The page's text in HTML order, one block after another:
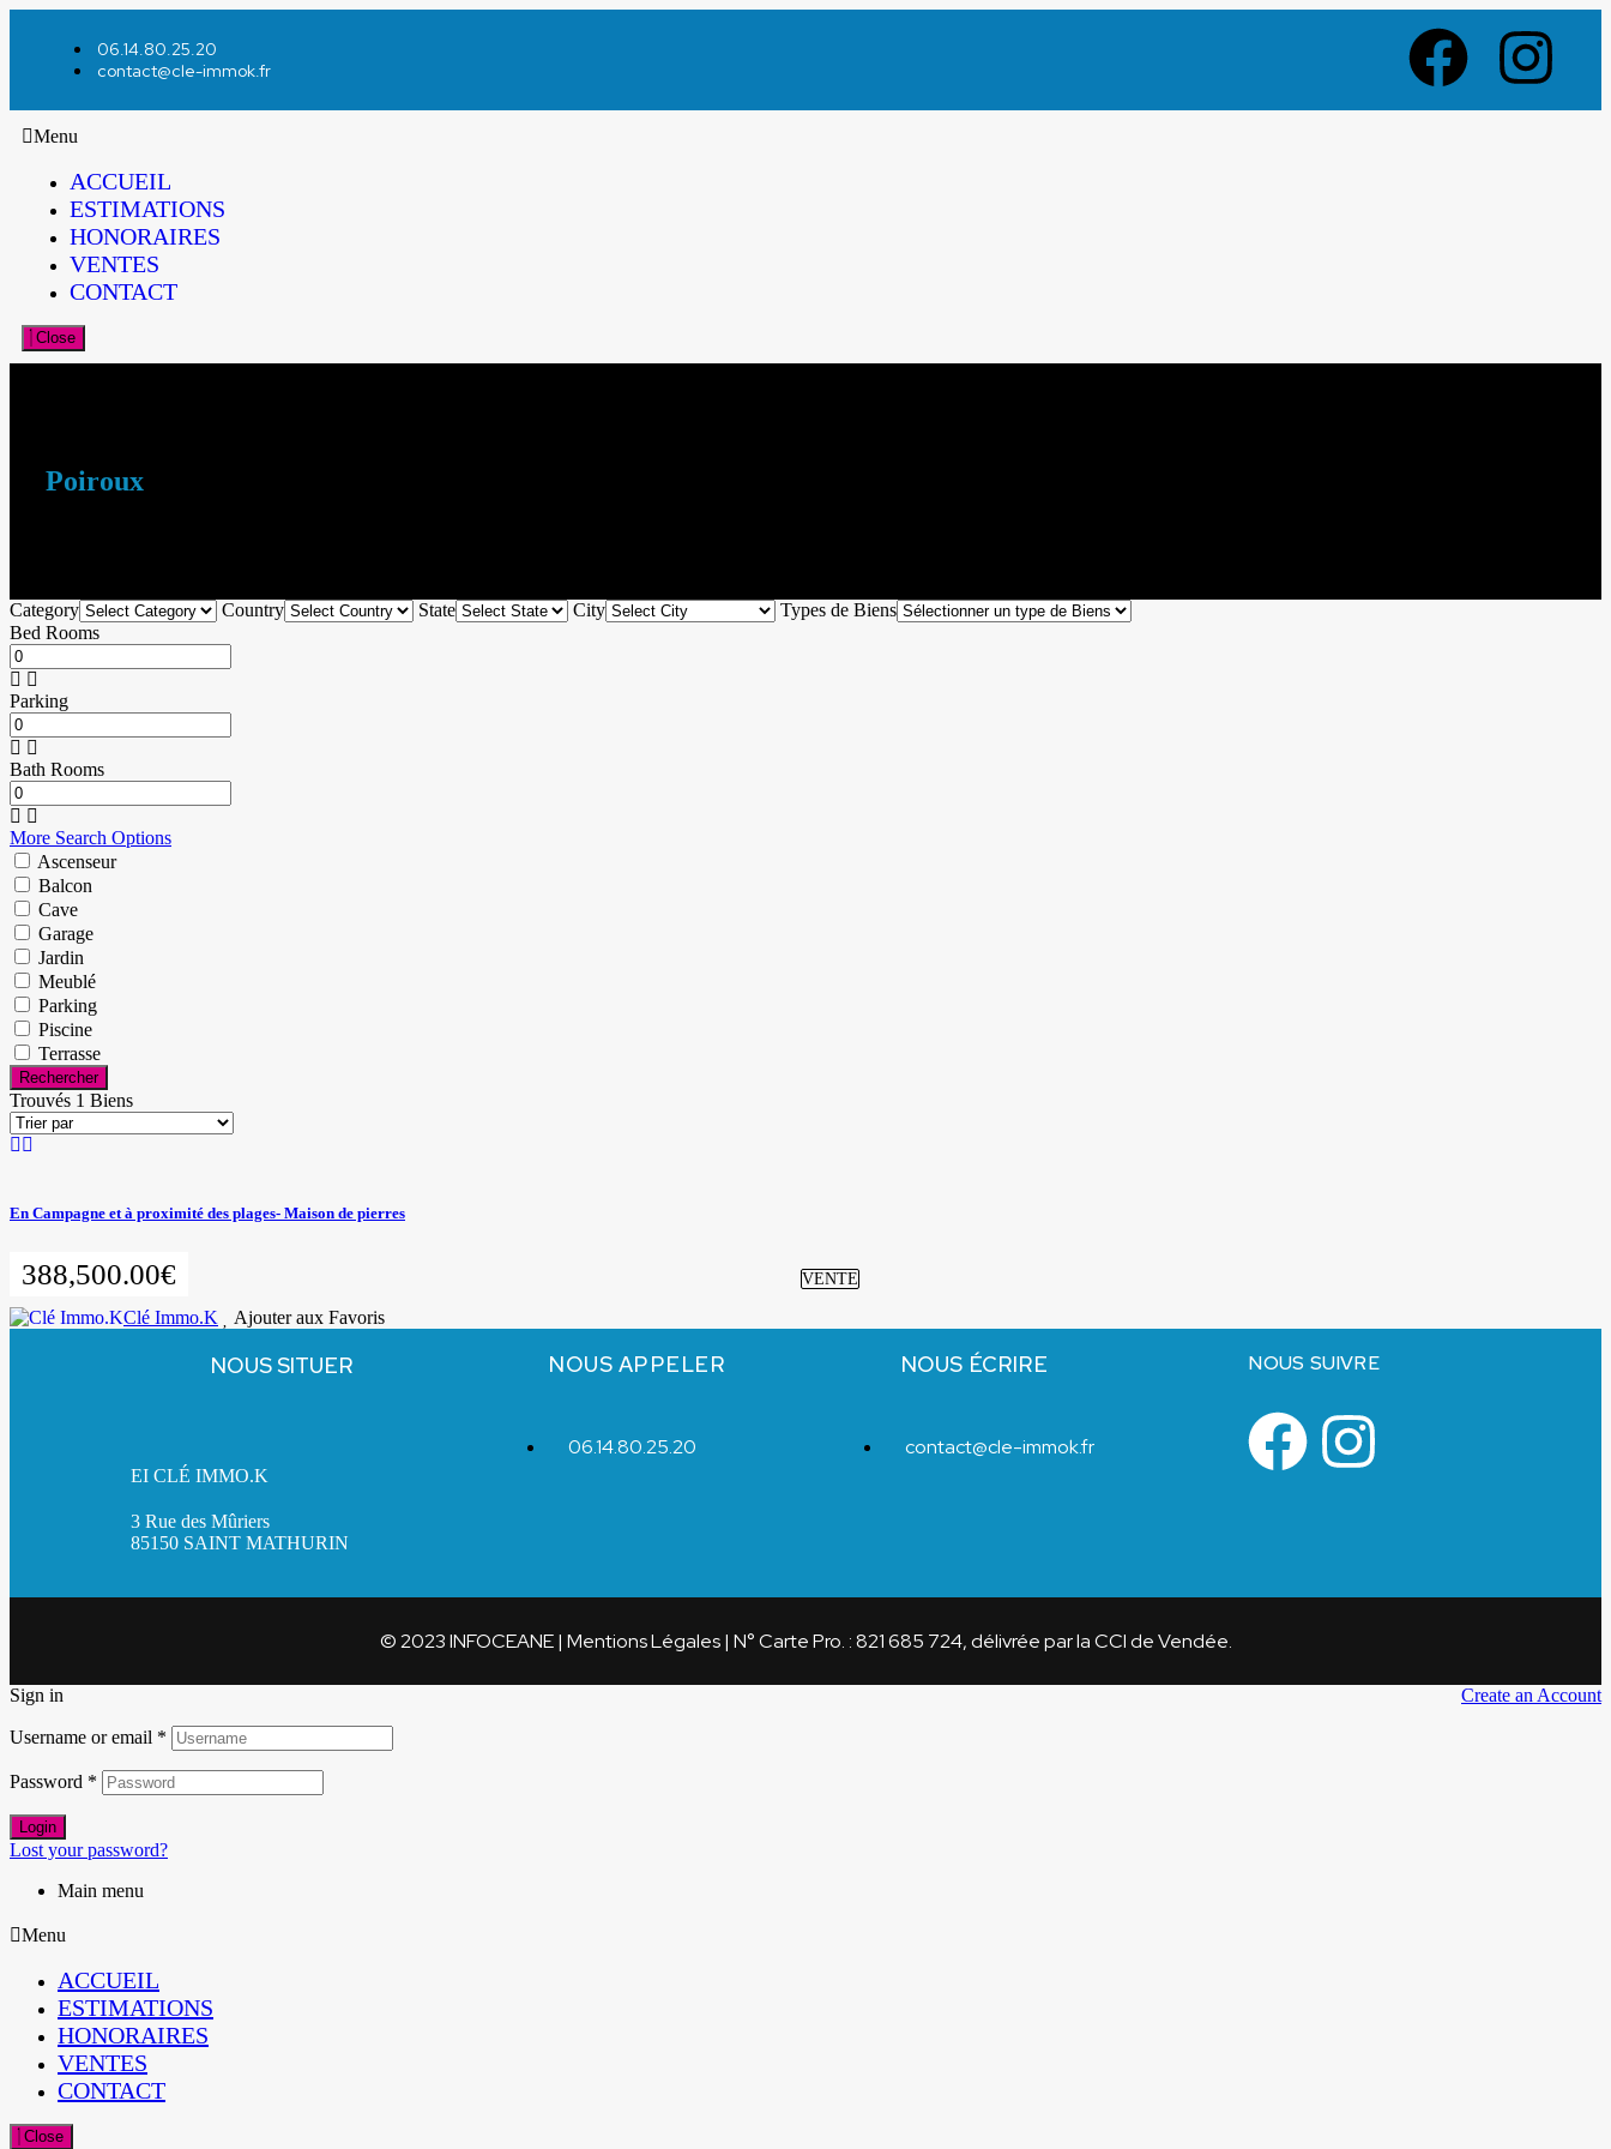
06.14.80.25.20
contact@cle-immok.fr
Menu
ACCUEIL
ESTIMATIONS
HONORAIRES
VENTES
CONTACT
Close
Poiroux
Category Country State City
Types de Biens
Bed Rooms
Parking
Bath Rooms
More Search Options
Ascenseur
Balcon
Cave
Garage
Jardin
Meublé
Parking
Piscine
Terrasse
Rechercher
Trouvés 1 Biens
En Campagne et à proximité des plages- Maison de pierres
388,500.00€ VENTE
Clé Immo.K Ajouter aux Favoris
NOUS SITUER
EI CLÉ IMMO.K
3 Rue des Mûriers
85150 SAINT MATHURIN
NOUS APPELER
06.14.80.25.20
NOUS ÉCRIRE
contact@cle-immok.fr
NOUS SUIVRE
© 2023 INFOCEANE| Mentions Légales| N° Carte Pro. : 821 685 724, délivrée par la CCI de Vendée.
Sign in Create an Account
Username or email *
Password *
Login
Lost your password?
Main menu
Menu
ACCUEIL
ESTIMATIONS
HONORAIRES
VENTES
CONTACT
Close